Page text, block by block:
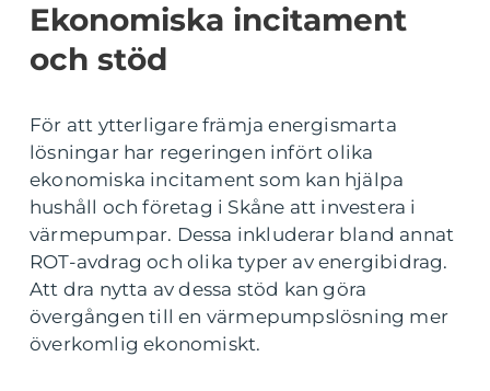
Ekonomiska incitament
och stöd
För att ytterligare främja energismarta
lösningar har regeringen infört olika
ekonomiska incitament som kan hjälpa
hushåll och företag i Skåne att investera i
värmepumpar. Dessa inkluderar bland annat
ROT-avdrag och olika typer av energibidrag.
Att dra nytta av dessa stöd kan göra
övergången till en värmepumpslösning mer
överkomlig ekonomiskt.